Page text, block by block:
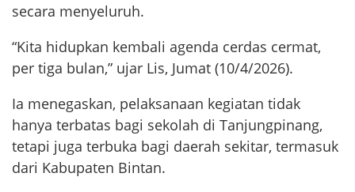
secara menyeluruh.
“Kita hidupkan kembali agenda cerdas cermat,
per tiga bulan,” ujar Lis, Jumat (10/4/2026).
Ia menegaskan, pelaksanaan kegiatan tidak
hanya terbatas bagi sekolah di Tanjungpinang,
tetapi juga terbuka bagi daerah sekitar, termasuk
dari Kabupaten Bintan.